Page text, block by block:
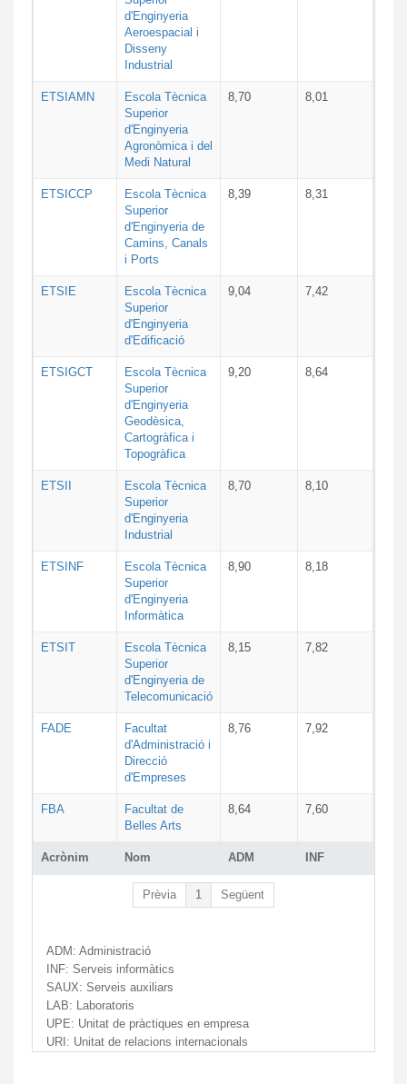
Acrònim Nom ADM INF
d'Enginyeria
Aeroespacial i
Disseny
Industrial
ETSIAMN
Escola Tècnica
Superior
d'Enginyeria
Agronòmica i del
Medi Natural
8,70 8,01
ETSICCP
Escola Tècnica
Superior
d'Enginyeria de
Camins, Canals
i Ports
8,39 8,31
ETSIE
Escola Tècnica
Superior
d'Enginyeria
d'Edificació
9,04 7,42
ETSIGCT
Escola Tècnica
Superior
d'Enginyeria
Geodèsica,
Cartogràfica i
Topogràfica
9,20 8,64
ETSII
Escola Tècnica
Superior
d'Enginyeria
Industrial
8,70 8,10
ETSINF
Escola Tècnica
Superior
d'Enginyeria
Informàtica
8,90 8,18
ETSIT
Escola Tècnica
Superior
d'Enginyeria de
Telecomunicació
8,15 7,82
FADE
Facultat
d'Administració i
Direcció
d'Empreses
8,76 7,92
FBA
Facultat de
Belles Arts
8,64 7,60
Prèvia 1 Següent
ADM: Administració
INF: Serveis informàtics
SAUX: Serveis auxiliars
LAB: Laboratoris
UPE: Unitat de pràctiques en empresa
URI: Unitat de relacions internacionals